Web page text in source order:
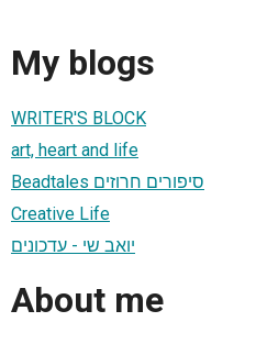
My blogs
WRITER'S BLOCK
art, heart and life
Beadtales סיפורים חרוזים
Creative Life
יואב שי - עדכונים
About me